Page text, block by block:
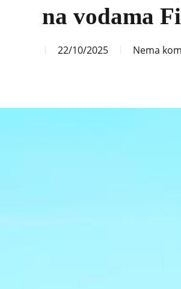
na vodama
22/10/2025 Nema